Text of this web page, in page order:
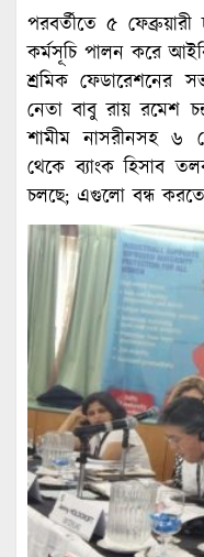
পরবর্তীতে ৫ ফেব্রুয়ারী
কর্মসূচি পালন করে
শ্রমিক ফেডারেশনের
নেতা বাবু রায় রমেশ
শামীম নাসরীনসহ ৬
থেকে ব্যাংক হিসাব
চলছে; এগুলো বন্ধ